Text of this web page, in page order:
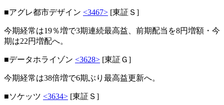
■アグレ都市デザイン <3467> [東証Ｓ]
今期経常は19％増で3期連続最高益、前期配当を8円増額・今
期は22円増配へ。
■データホライゾン <3628> [東証Ｇ]
今期経常は38倍増で6期ぶり最高益更新へ。
■ソケッツ <3634> [東証Ｓ]